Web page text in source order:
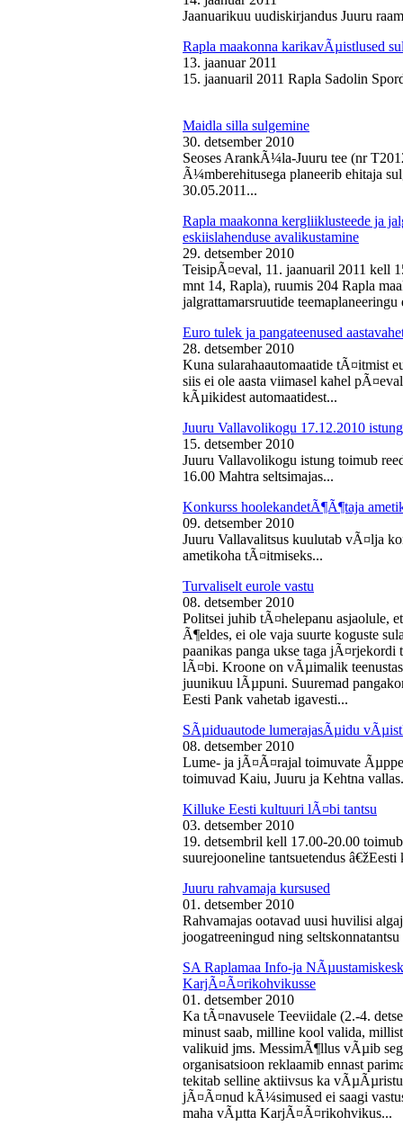
Jaanuarikuu uudiskirjandus Juuru
Rapla maakonna karikavÃµistlused
13. jaanuar 2011
15. jaanuaril 2011 Rapla Sadolin
Maidla silla sulgemine
30. detsember 2010
Seoses ArankÃ¼la-Juuru tee (nr
Ã¼mberehitusega planeerib ehitaja
30.05.2011...
Rapla maakonna kergliiklusteede ja
eskiislahenduse avalikustamine
29. detsember 2010
TeisipÃ¤eval, 11. jaanuaril 2011 kell
mnt 14, Rapla), ruumis 204 Rapla
jalgrattamarsruutide
Euro tulek ja pangateenused
28. detsember 2010
Kuna sularahaautomaatide tÃ¤itmist
siis ei ole aasta viimasel kahel
kÃµikidest automaatidest...
Juuru Vallavolikogu 17.12.2010 istung
15. detsember 2010
Juuru Vallavolikogu istung toimub
16.00 Mahtra seltsimajas...
Konkurss hoolekandetÃ¶Ã¶taja
09. detsember 2010
Juuru Vallavalitsus kuulutab vÃ¤lja
ametikoha tÃ¤itmiseks...
Turvaliselt eurole vastu
08. detsember 2010
Politsei juhib tÃ¤helepanu asjaolule,
Ã¶eldes, ei ole vaja suurte koguste
paanikas panga ukse taga
lÃ¤bi. Kroone on vÃµimalik
juunikuu lÃµpuni. Suuremad
Eesti Pank vahetab igavesti...
SÃµiduautode lumerajasÃµidu
08. detsember 2010
Lume- ja jÃ¤Ã¤rajal toimuvate
toimuvad Kaiu, Juuru ja Kehtna
Killuke Eesti kultuuri lÃ¤bi tantsu
03. detsember 2010
19. detsembril kell 17.00-20.00
suurejooneline tantsuetendus
Juuru rahvamaja kursused
01. detsember 2010
Rahvamajas ootavad uusi huvilisi
joogatreeningud ning seltskonnatantsu
SA Raplamaa Info-ja
KarjÃ¤Ã¤rikohvikusse
01. detsember 2010
Ka tÃ¤navusele Teeviidale (2.-4.
minust saab, milline kool valida,
valikuid jms. MessimÃ¶llus vÃµib
organisatsioon reklaamib ennast
tekitab selline aktiivsus ka
jÃ¤Ã¤nud kÃ¼simused ei saagi
maha vÃµtta KarjÃ¤Ã¤rikohvikus...